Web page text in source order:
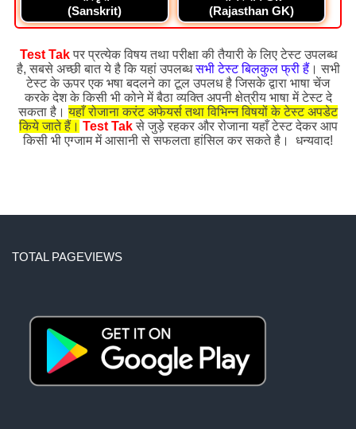
(Sanskrit)
(Rajasthan GK)
Test Takपर प्रत्येक विषय तथा परीक्षा की तैयारी के लिए टेस्ट उपलब्ध
है, सबसे अच्छी बात ये है कि यहां उपलब्धसभी टेस्ट बिलकुल फ्री हैं। सभी
टेस्ट के ऊपर एक भषा बदलने का टूल उपलध है जिसके द्वारा भाषा चेंज
करके देश के किसी भी कोने में बैठा व्यक्ति अपनी क्षेत्रीय भाषा में टेस्ट दे
सकता है।यहाँ रोजाना करंट अफेयर्स तथा विभिन्न विषयों के टेस्ट अपडेट
किये जाते हैं। Test Takसे जुड़े रहकर और रोजाना यहाँ टेस्ट देकर आप
किसी भी एग्जाम में आसानी से सफलता हांसिल कर सकते है। धन्यवाद!
TOTAL PAGEVIEWS